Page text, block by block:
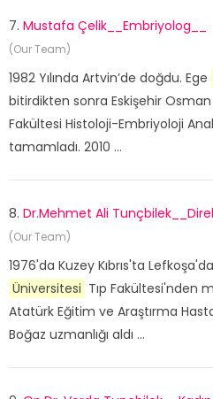
7. Mustafa Çelik__Embriyolog__
(Our Team)
1982 Yılında Artvin’de doğdu. Ege
bitirdikten sonra Eskişehir Osman
Fakültesi Histoloji-Embriyoloji
tamamladı. 2010 ...
8. Dr.Mehmet Ali
(Our Team)
1976'da Kuzey Kıbrıs'ta
Üniversitesi Tıp Fakültesi'nden
Atatürk Eğitim ve Araştırma
Boğaz uzmanlığı aldı ...